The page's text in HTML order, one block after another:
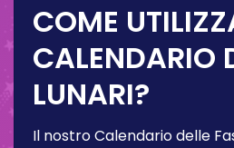
COME
CALENDARIO
LUNARI?
Il nostro Calendario delle